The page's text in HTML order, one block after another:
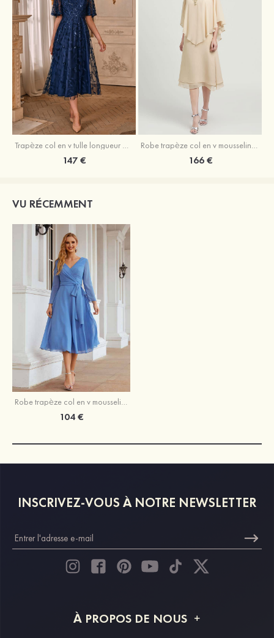
Trapèze col en v tulle longueur mollet robe de mère de la mariée avec appliqué paillettes ceinture
147 €
Robe trapèze col en v mousseline longueur mollet robe de mère de la mariée avec perle
166 €
VU RÉCEMMENT
Robe trapèze col en v mousseline longueur mollet robe de mère de la mariée avec plissé
104 €
INSCRIVEZ-VOUS À NOTRE NEWSLETTER
À PROPOS DE NOUS